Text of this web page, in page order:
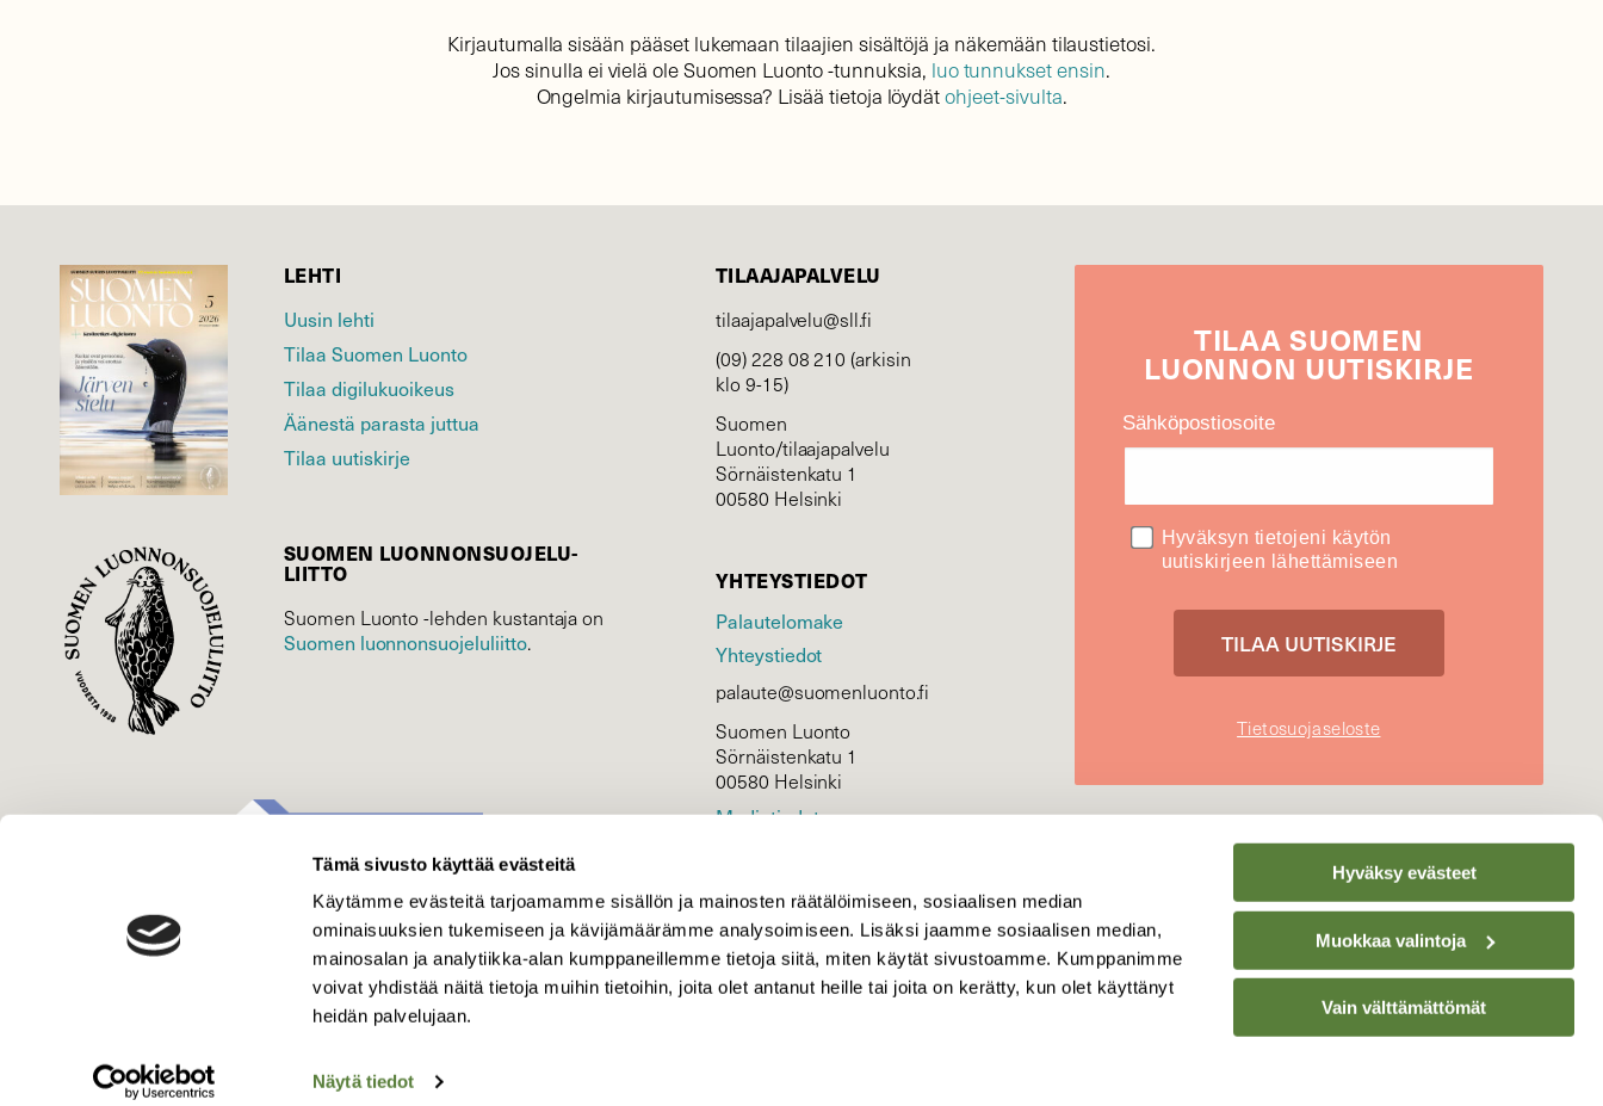
Tämä sivusto käyttää evästeitä
Käytämme evästeitä tarjoamamme sisällön ja mainosten räätälöimiseen, sosiaalisen median
ominaisuuksien tukemiseen ja kävijämäärämme analysoimiseen. Lisäksi jaamme sosiaalisen median,
mainosalan ja analytiikka-alan kumppaneillemme tietoja siitä, miten käytät sivustoamme. Kumppanimme
voivat yhdistää näitä tietoja muihin tietoihin, joita olet antanut heille tai joita on kerätty, kun olet käyttänyt
heidän palvelujaan.
Näytä tiedot
Hyväksy evästeet
Muokkaa valintoja
Vain välttämättömät
Kirjautumalla sisään pääset lukemaan tilaajien sisältöjä ja näkemään tilaustietosi.
Jos sinulla ei vielä ole Suomen Luonto -tunnuksia, luo tunnukset ensin.
Ongelmia kirjautumisessa? Lisää tietoja löydätohjeet-sivulta.
LEHTI
Uusin lehti
Tilaa Suomen Luonto
Tilaa digilukuoikeus
Äänestä parasta juttua
Tilaa uutiskirje
SUOMEN LUONNON­SUOJELU­
LIITTO
Suomen Luonto -lehden kustantaja on
Suomen luonnonsuojelu­liitto.
TILAAJAPALVELU
tilaajapalvelu@sll.fi
(09) 228 08 210 (arkisin
klo 9-15)
Suomen
Luonto/tilaajapalvelu
Sörnäistenkatu 1
00580 Helsinki
YHTEYSTIEDOT
Palautelomake
Yhteystiedot
palaute@suomenluonto.fi
Suomen Luonto
Sörnäistenkatu 1
00580 Helsinki
Mediatiedot
KIRJAUDU
TILAASUOMEN
LUONNON UUTIS­KIRJE
Sähköpostiosoite
Hyväksyn tietojeni käytön
uutiskirjeen lähettämiseen
Tietosuojaseloste